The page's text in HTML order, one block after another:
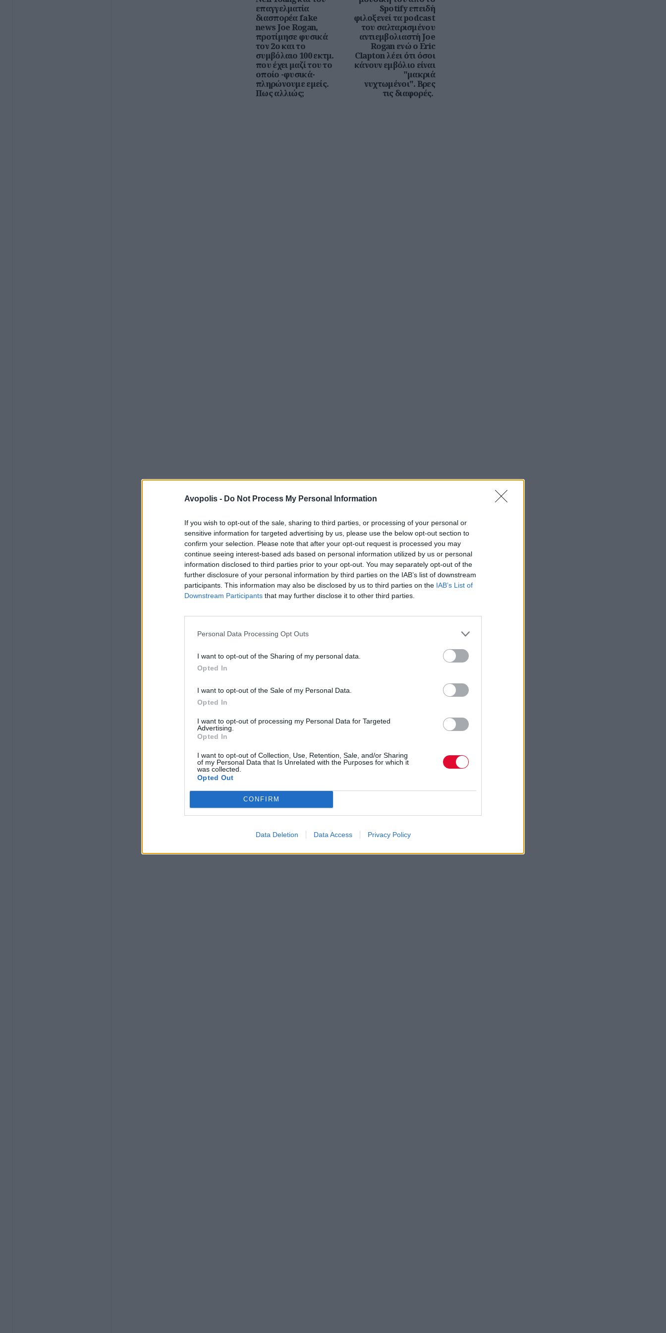
Avopolis - Do Not Process My Personal Information
If you wish to opt-out of the sale, sharing to third parties, or processing of your personal or
sensitive information for targeted advertising by us, please use the below opt-out section to
confirm your selection. Please note that after your opt-out request is processed you may
continue seeing interest-based ads based on personal information utilized by us or personal
information disclosed to third parties prior to your opt-out. You may separately opt-out of the
further disclosure of your personal information by third parties on the IAB’s list of downstream
participants. This information may also be disclosed by us to third parties on the IAB’s List of
Downstream Participants that may further disclose it to other third parties.
Personal Data Processing Opt Outs
I want to opt-out of the Sharing of my personal data.
Opted In
I want to opt-out of the Sale of my Personal Data.
Opted In
I want to opt-out of processing my Personal Data for Targeted
Advertising.
Opted In
I want to opt-out of Collection, Use, Retention, Sale, and/or Sharing
of my Personal Data that Is Unrelated with the Purposes for which it
was collected.
Opted Out
CONFIRM
Data Deletion Data Access Privacy Policy
επαγγελματία
διασπορέα fake
news Joe Rogan,
προτίμησε φυσικά
τον 2ο και το
συμβόλαιο 100 εκτμ.
που έχει μαζί του το
οποίο -φυσικά-
πληρώνουμε εμείς.
Πως αλλιώς;
Spotify επειδή
φιλοξενεί τα podcast
του σαλταρισμένου
αντιεμβολιαστή Joe
Rogan ενώ ο Eric
Clapton λέει ότι όσοι
κάνουν εμβόλιο είναι
"μακριά
νυχτωμένοι". Βρες
τις διαφορές.